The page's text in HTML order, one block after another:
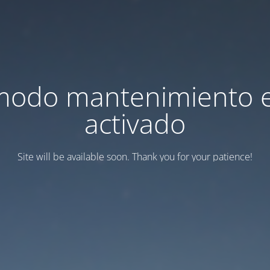
mantenimiento
activado
Site will be available soon. Thank you for your patience!